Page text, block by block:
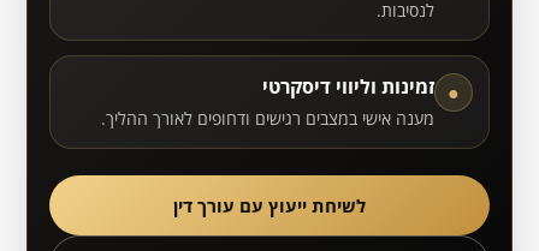
לנסיבות.
● זמינות וליווי דיסקרטי
מענה אישי במצבים רגישים ודחופים לאורך ההליך.
לשיחת ייעוץ עם עורך דין